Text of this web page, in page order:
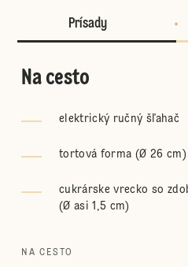
Prísady
Na cesto
elektrický ručný šľahač
tortová forma (Ø 26 cm)
cukrárske vrecko so
(Ø asi 1,5 cm)
NA CESTO